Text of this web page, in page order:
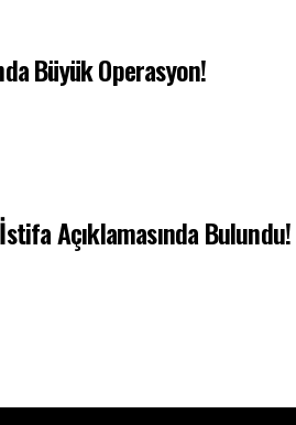
Büyük Operasyon!
Açıklamasında Bulundu!